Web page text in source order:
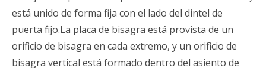
está unido de forma fija con el lado del dintel de
puerta fijo.La placa de bisagra está provista de un
orificio de bisagra en cada extremo, y un orificio de
bisagra vertical está formado dentro del asiento de